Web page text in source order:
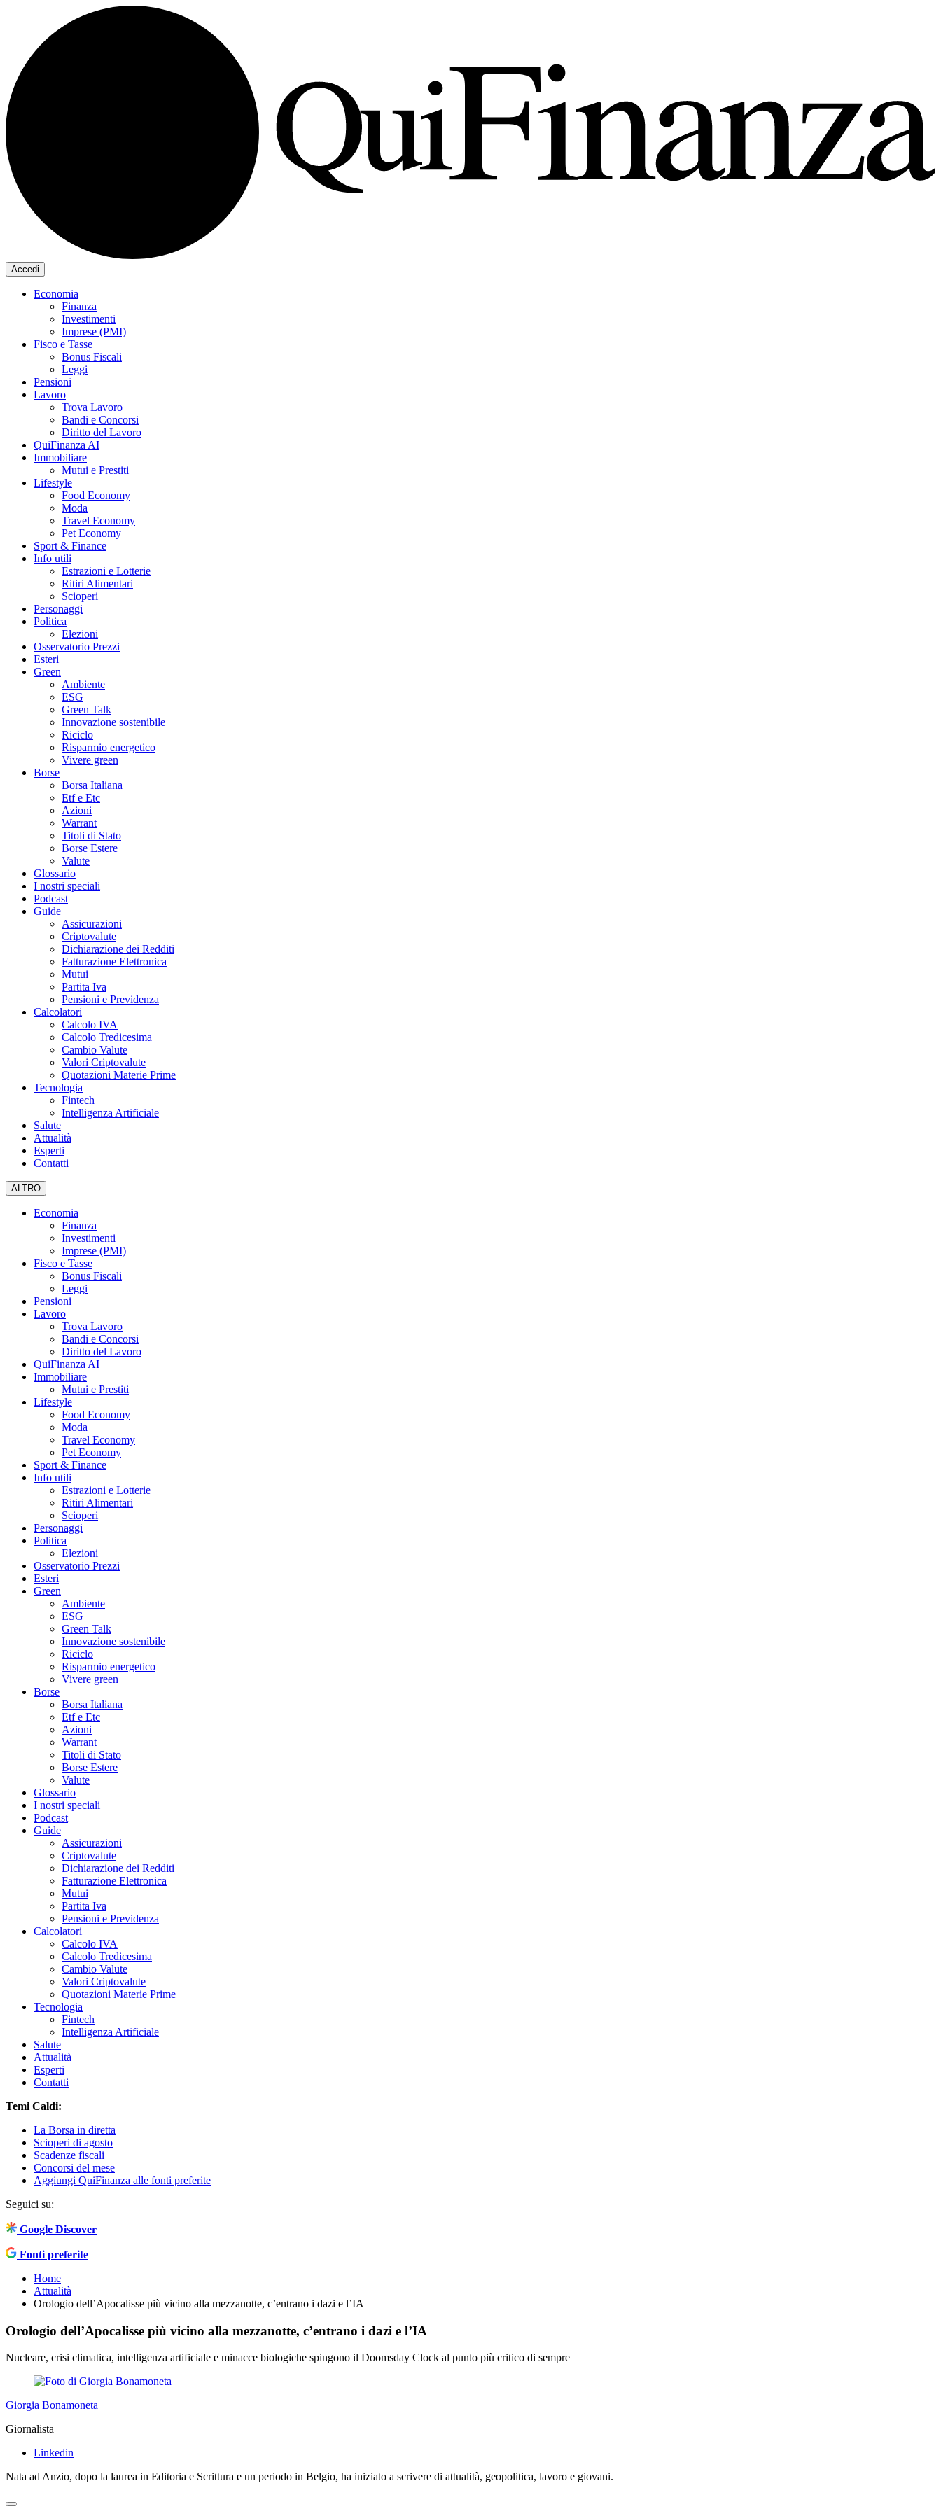
Accedi
Economia
Finanza
Investimenti
Imprese (PMI)
Fisco e Tasse
Bonus Fiscali
Leggi
Pensioni
Lavoro
Trova Lavoro
Bandi e Concorsi
Diritto del Lavoro
QuiFinanza AI
Immobiliare
Mutui e Prestiti
Lifestyle
Food Economy
Moda
Travel Economy
Pet Economy
Sport & Finance
Info utili
Estrazioni e Lotterie
Ritiri Alimentari
Scioperi
Personaggi
Politica
Elezioni
Osservatorio Prezzi
Esteri
Green
Ambiente
ESG
Green Talk
Innovazione sostenibile
Riciclo
Risparmio energetico
Vivere green
Borse
Borsa Italiana
Etf e Etc
Azioni
Warrant
Titoli di Stato
Borse Estere
Valute
Glossario
I nostri speciali
Podcast
Guide
Assicurazioni
Criptovalute
Dichiarazione dei Redditi
Fatturazione Elettronica
Mutui
Partita Iva
Pensioni e Previdenza
Calcolatori
Calcolo IVA
Calcolo Tredicesima
Cambio Valute
Valori Criptovalute
Quotazioni Materie Prime
Tecnologia
Fintech
Intelligenza Artificiale
Salute
Attualità
Esperti
Contatti
ALTRO
Economia
Finanza
Investimenti
Imprese (PMI)
Fisco e Tasse
Bonus Fiscali
Leggi
Pensioni
Lavoro
Trova Lavoro
Bandi e Concorsi
Diritto del Lavoro
QuiFinanza AI
Immobiliare
Mutui e Prestiti
Lifestyle
Food Economy
Moda
Travel Economy
Pet Economy
Sport & Finance
Info utili
Estrazioni e Lotterie
Ritiri Alimentari
Scioperi
Personaggi
Politica
Elezioni
Osservatorio Prezzi
Esteri
Green
Ambiente
ESG
Green Talk
Innovazione sostenibile
Riciclo
Risparmio energetico
Vivere green
Borse
Borsa Italiana
Etf e Etc
Azioni
Warrant
Titoli di Stato
Borse Estere
Valute
Glossario
I nostri speciali
Podcast
Guide
Assicurazioni
Criptovalute
Dichiarazione dei Redditi
Fatturazione Elettronica
Mutui
Partita Iva
Pensioni e Previdenza
Calcolatori
Calcolo IVA
Calcolo Tredicesima
Cambio Valute
Valori Criptovalute
Quotazioni Materie Prime
Tecnologia
Fintech
Intelligenza Artificiale
Salute
Attualità
Esperti
Contatti
Temi Caldi:
La Borsa in diretta
Scioperi di agosto
Scadenze fiscali
Concorsi del mese
Aggiungi QuiFinanza alle fonti preferite
Seguici su:
Google Discover
Fonti preferite
Home
Attualità
Orologio dell’Apocalisse più vicino alla mezzanotte, c’entrano i dazi e l’IA
Orologio dell’Apocalisse più vicino alla mezzanotte, c’entrano i dazi e l’IA
Nucleare, crisi climatica, intelligenza artificiale e minacce biologiche spingono il Doomsday Clock al punto più critico di sempre
Giorgia Bonamoneta
Giornalista
Linkedin
Nata ad Anzio, dopo la laurea in Editoria e Scrittura e un periodo in Belgio, ha iniziato a scrivere di attualità, geopolitica, lavoro e giovani.